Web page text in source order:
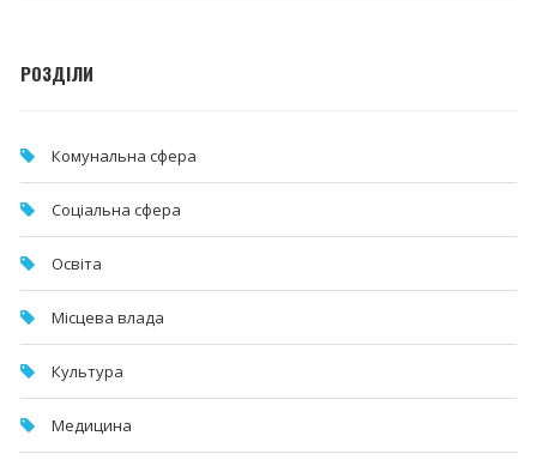
РОЗДІЛИ
Комунальна cфера
Соціальна сфера
Освіта
Місцева влада
Культура
Медицина